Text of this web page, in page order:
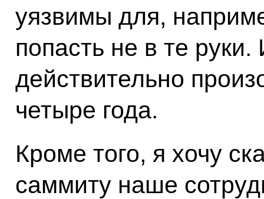
уязвимы для,
попасть не в те
действительно
четыре года.
Кроме того, я хочу
саммиту наше